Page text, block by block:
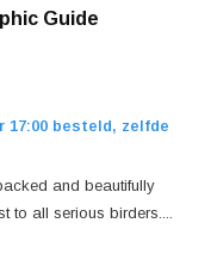
Guide
17:00 besteld, zelfde
and beautifully
to all serious birders....